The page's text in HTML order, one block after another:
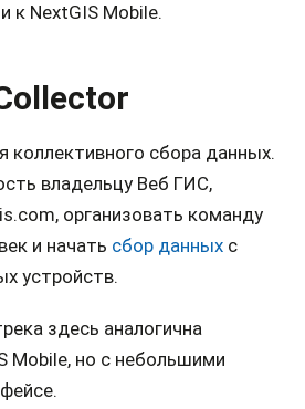
к NextGIS Mobile.
коллективного сбора данных.
владельцу Веб ГИС,
организовать команду
и начать сбор данных с
устройств.
здесь аналогична
Mobile, но с небольшими